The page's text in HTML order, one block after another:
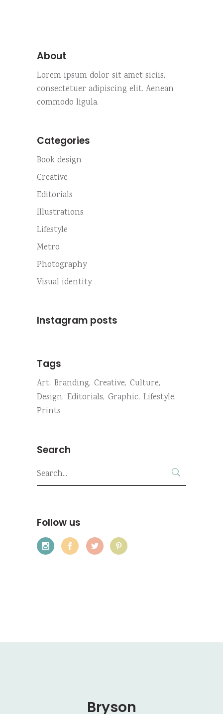
About
Lorem ipsum dolor sit amet siciis,
consectetuer adipiscing elit. Aenean
commodo ligula.
Categories
Book design
Creative
Editorials
Illustrations
Lifestyle
Metro
Photography
Visual identity
Instagram posts
Tags
Art Branding Creative Culture
Design Editorials Graphic Lifestyle
Prints
Search
Search
for:
Follow us
Bryson